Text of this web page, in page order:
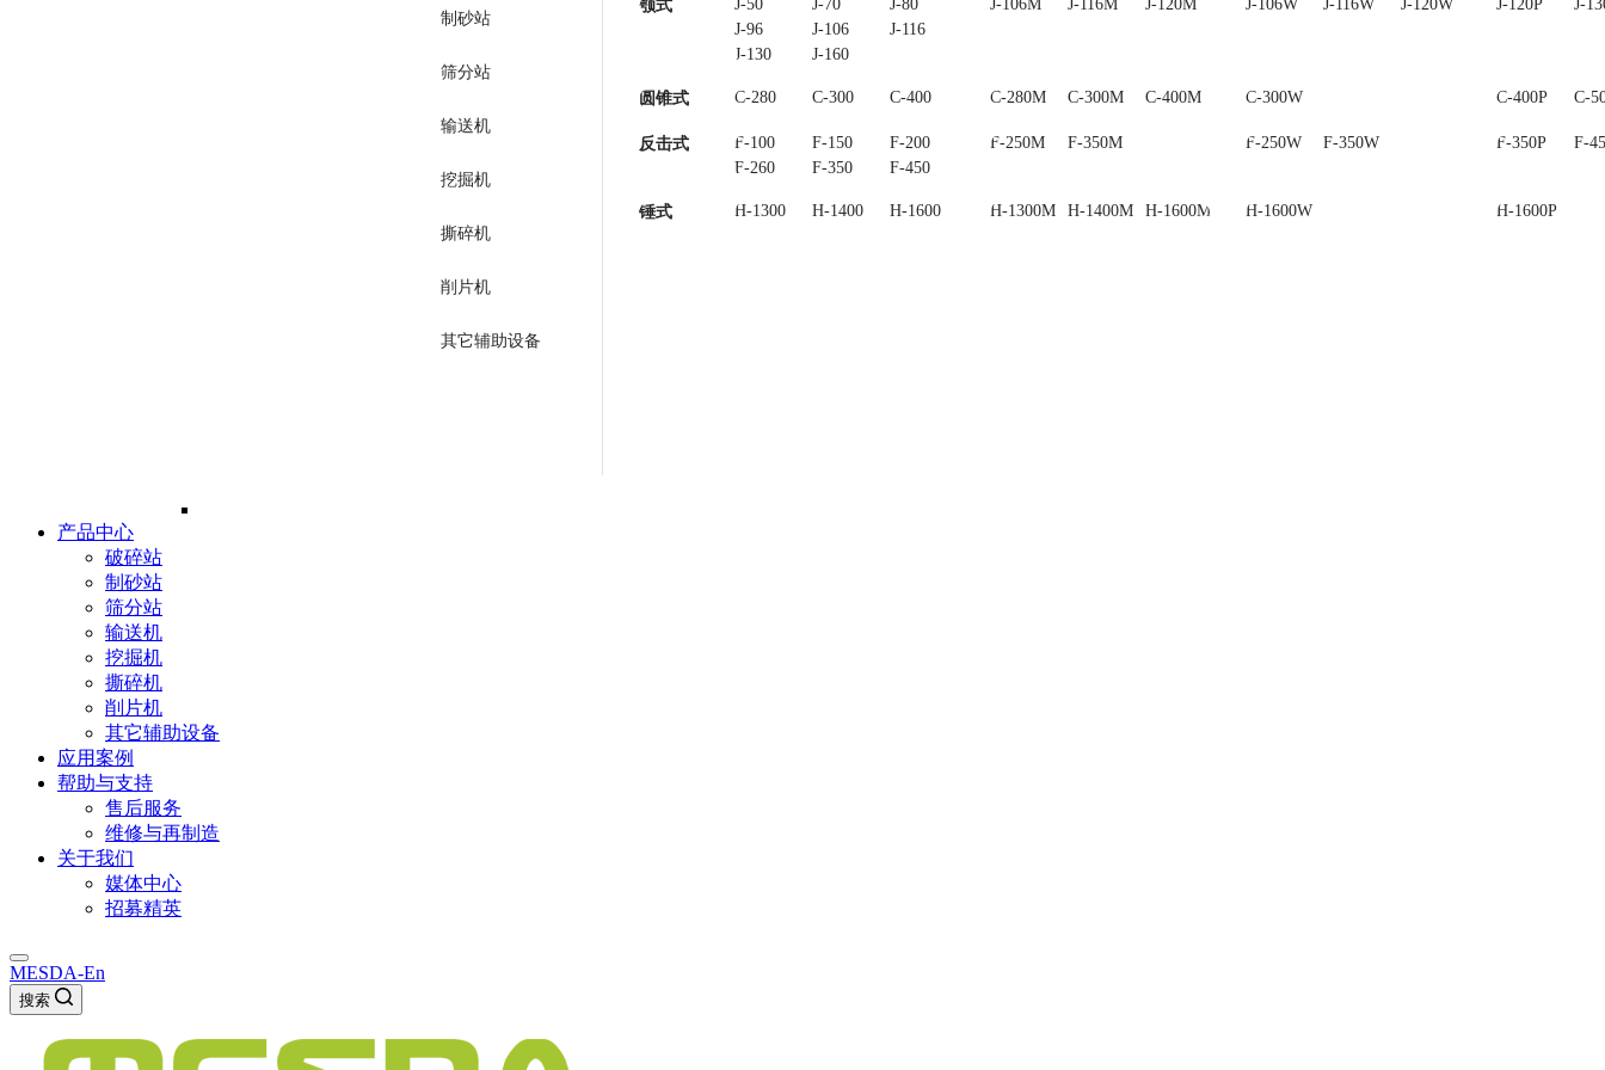
制砂站
筛分站
输送机
挖掘机
撕碎机
削片机
其它辅助设备
颚式 J-50 J-70 J-80
J-85
J-96
J-106 J-116
J-130
J-160
J-106M J-116M J-120M J-130M
J-106W J-116W J-120W J-120P J-
圆锥式 C-280 C-300 C-400 C-450
C-280M C-300M C-400M C-500M
C-300W C-400P C-
反击式 F-100 F-150 F-200
F-250
F-260
F-350 F-450
F-250M F-350M F-250W F-350W F-350P F-
锤式 H-1300 H-1400 H-1600 H-1300M H-1400M H-1600M H-1600W H-1600P
产品中心
破碎站
制砂站
筛分站
输送机
挖掘机
撕碎机
削片机
其它辅助设备
应用案例
帮助与支持
售后服务
维修与再制造
关于我们
媒体中心
招募精英
MESDA-En
搜索